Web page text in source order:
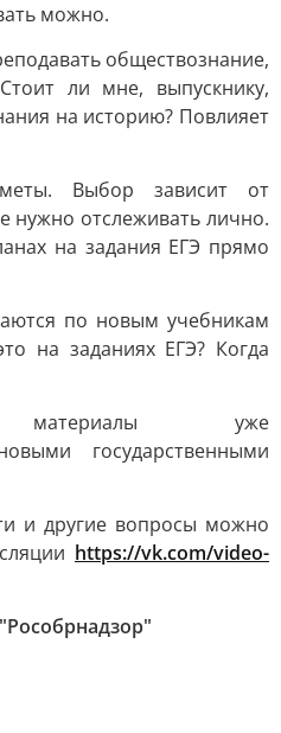
можно.
обществознание,
ли мне, выпускнику,
на историю? Повлияет
Выбор зависит от
нужно отслеживать лично.
на задания ЕГЭ прямо
по новым учебникам
на заданиях ЕГЭ? Когда
материалы уже
государственными
и другие вопросы можно
https://vk.com/video-